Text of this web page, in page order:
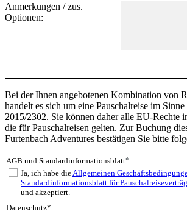
Anmerkungen / zus.
Optionen:
Bei der Ihnen angebotenen Kombination von
handelt es sich um eine Pauschalreise im
2015/2302. Sie können daher alle EU-Rechte
die für Pauschalreisen gelten. Zur Buchung
Furtenbach Adventures bestätigen Sie bitte
AGB und Standardinformationsblatt*
Ja, ich habe die Allgemeinen
Standardinformationsblatt für
und akzeptiert.
Datenschutz*